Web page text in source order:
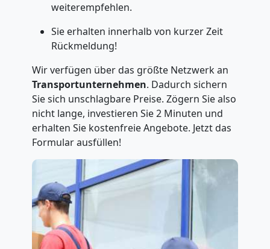
weiterempfehlen.
Sie erhalten innerhalb von kurzer Zeit
Rückmeldung!
Wir verfügen über das größte Netzwerk an
Transportunternehmen. Dadurch sichern
Sie sich unschlagbare Preise. Zögern Sie also
nicht lange, investieren Sie 2 Minuten und
erhalten Sie kostenfreie Angebote. Jetzt das
Formular ausfüllen!